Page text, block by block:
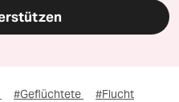
#Geflüchtete #Flucht